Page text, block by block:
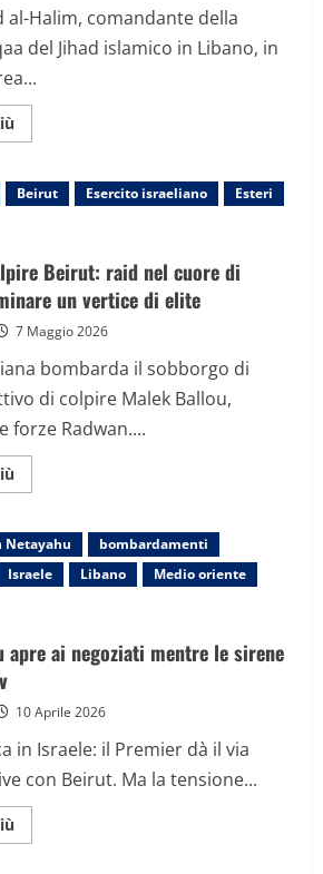
sud,
civili
in
al-Halim, comandante della
del Jihad islamico in Libano, in
informazioni
l’esercito
israeliano
zone
del
paese
Beirut Esercito israeliano
Esteri
Beirut: raid nel cuore di
un vertice di elite
7 Maggio 2026
bombarda il sobborgo di
di colpire Malek Ballou,
forze Radwan....
informazioni
torna
a
colpire
Beirut:
di
Hezbollah
un
vertice
di
elite
Netayahu
bombardamenti
Israele Libano
Medio oriente
apre ai negoziati mentre le sirene
10 Aprile 2026
in Israele: il Premier dà il via
con Beirut. Ma la tensione...
informazioni